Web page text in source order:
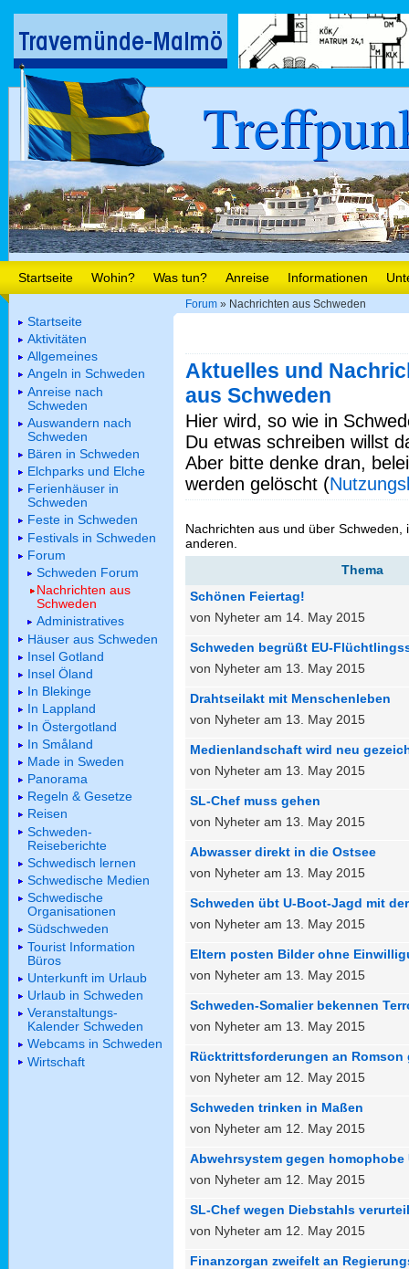
Startseite Wohin? Was tun? Anreise Informationen
Forum » Nachrichten aus Schweden
Aktuelles und
aus Schweden
Hier wird, so wie in
Du etwas schreiben willst
Aber bitte denke dran,
werden gelöscht (
Nachrichten aus und über
anderen.
Thema
Schönen Feiertag!
von Nyheter am 14. May 2015
Schweden begrüßt EU-
von Nyheter am 13. May 2015
Drahtseilakt mit Menschenleben
von Nyheter am 13. May 2015
Medienlandschaft wird neu
von Nyheter am 13. May 2015
SL-Chef muss gehen
von Nyheter am 13. May 2015
Abwasser direkt in die Ostsee
von Nyheter am 13. May 2015
Schweden übt U-Boot-Jagd mit
von Nyheter am 13. May 2015
Eltern posten Bilder ohne
von Nyheter am 13. May 2015
Schweden-Somalier bekennen
von Nyheter am 13. May 2015
Rücktrittsforderungen an Romson
von Nyheter am 12. May 2015
Schweden trinken in Maßen
von Nyheter am 12. May 2015
Abwehrsystem gegen homophobe
von Nyheter am 12. May 2015
SL-Chef wegen Diebstahls
von Nyheter am 12. May 2015
Finanzorgan zweifelt an
Startseite
Aktivitäten
Allgemeines
Angeln in Schweden
Anreise nach
Schweden
Auswandern nach
Schweden
Bären in Schweden
Elchparks und Elche
Ferienhäuser in
Schweden
Feste in Schweden
Festivals in Schweden
Forum
Schweden Forum
Nachrichten aus
Schweden
Administratives
Häuser aus Schweden
Insel Gotland
Insel Öland
In Blekinge
In Lappland
In Östergotland
In Småland
Made in Sweden
Panorama
Regeln & Gesetze
Reisen
Schweden-
Reiseberichte
Schwedisch lernen
Schwedische Medien
Schwedische
Organisationen
Südschweden
Tourist Information
Büros
Unterkunft im Urlaub
Urlaub in Schweden
Veranstaltungs-
Kalender Schweden
Webcams in Schweden
Wirtschaft